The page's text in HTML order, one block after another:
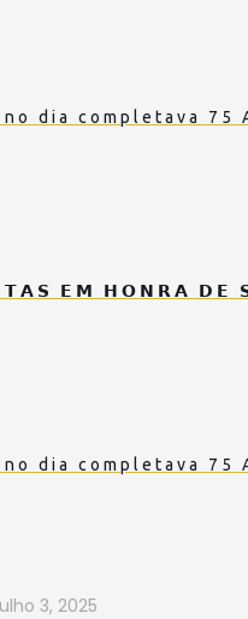
dia completava 75
𝗘𝗠 𝗛𝗢𝗡𝗥𝗔 𝗗𝗘
dia completava 75
3, 2025